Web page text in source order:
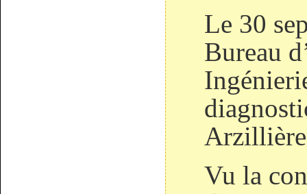
Le 30
Bureau
Vu la